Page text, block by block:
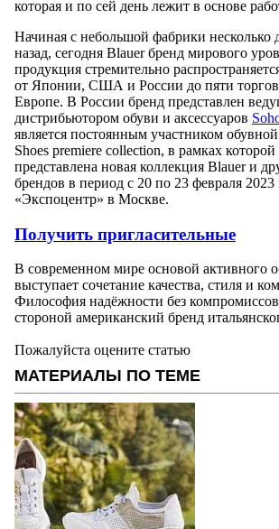
которая и по сей день лежит в основе
Начиная с небольшой фабрики несколько
назад, сегодня Blauer бренд мирового
продукция стремительно
от Японии, США и России до пяти
Европе. В России бренд представлен
дистрибьютором обуви и аксессуаров
является постоянным участником
Shoes premiere collection, в рамках которой
представлена новая коллекция Blauer и
брендов в период с 20 по 23 февраля
«Экспоцентр» в Москве.
Получить пригласительные
В современном мире основой активного
выступает сочетание качества, стиля и
Философия надёжности без
стороной американский бренд
Пожалуйста оцените статью
МАТЕРИАЛЫ ПО ТЕМЕ